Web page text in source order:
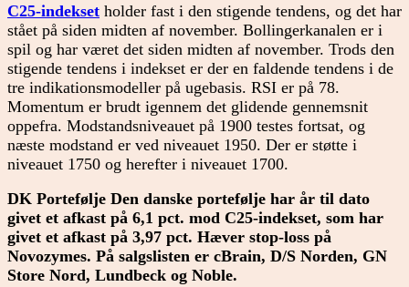
C25-indekset holder fast i den stigende tendens, og det har
stået på siden midten af november. Bollingerkanalen er i
spil og har været det siden midten af november. Trods den
stigende tendens i indekset er der en faldende tendens i de
tre indikationsmodeller på ugebasis. RSI er på 78.
Momentum er brudt igennem det glidende gennemsnit
oppefra. Modstandsniveauet på 1900 testes fortsat, og
næste modstand er ved niveauet 1950. Der er støtte i
niveauet 1750 og herefter i niveauet 1700.
DK Portefølje Den danske portefølje har år til dato
givet et afkast på 6,1 pct. mod C25-indekset, som har
givet et afkast på 3,97 pct. Hæver stop-loss på
Novozymes. På salgslisten er cBrain, D/S Norden, GN
Store Nord, Lundbeck og Noble.